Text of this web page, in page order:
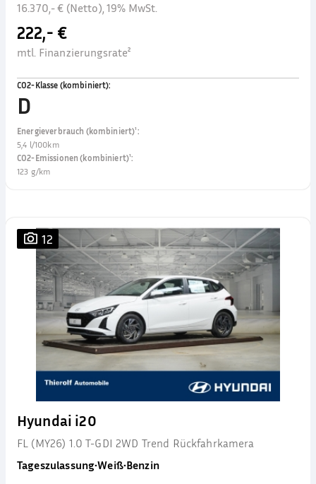
16.370,- € (Netto), 19% MwSt.
222,- €
mtl. Finanzierungsrate²
CO2-Klasse (kombiniert):
D
Energieverbrauch (kombiniert)¹:
5,4 l/100km
CO2-Emissionen (kombiniert)¹:
123 g/km
12
Hyundai i20
FL (MY26) 1.0 T-GDI 2WD Trend Rückfahrkamera
Tageszulassung•Weiß•Benzin